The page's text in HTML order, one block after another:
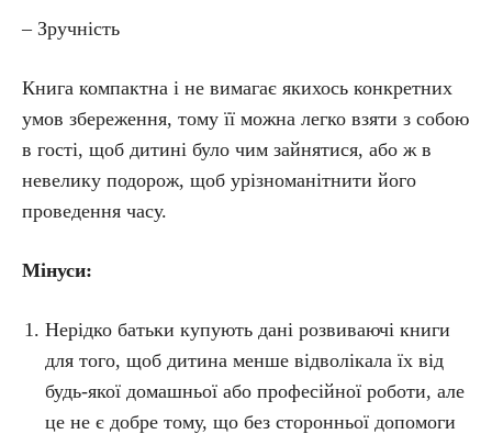
– Зручність
Книга компактна і не вимагає якихось конкретних
умов збереження, тому її можна легко взяти з собою
в гості, щоб дитині було чим зайнятися, або ж в
невелику подорож, щоб урізноманітнити його
проведення часу.
Мінуси:
Нерідко батьки купують дані розвиваючі книги
для того, щоб дитина менше відволікала їх від
будь-якої домашньої або професійної роботи, але
це не є добре тому, що без сторонньої допомоги